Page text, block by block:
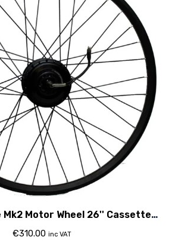
Mk2 Motor Wheel 26'' Cassette
Compatible
€310.00 inc VAT